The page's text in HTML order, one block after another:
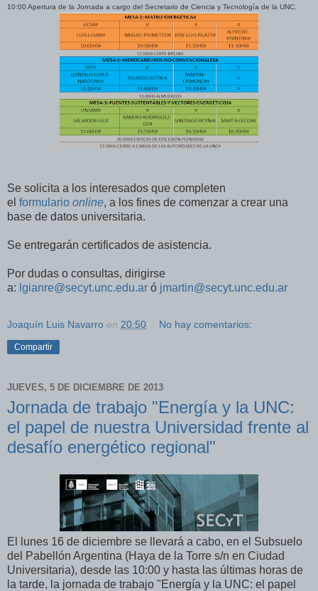
10:00 Apertura de la Jornada a cargo del Secretario de Ciencia y Tecnología de la UNC.
Se solicita a los interesados que completen
el formulario online, a los fines de comenzar a crear una
base de datos universitaria.
Se entregarán certificados de asistencia.
Por dudas o consultas, dirigirse
a: lgianre@secyt.unc.edu.ar ó jmartin@secyt.unc.edu.ar
Joaquín Luis Navarro en 20:50 No hay comentarios:
Compartir
JUEVES, 5 DE DICIEMBRE DE 2013
Jornada de trabajo "Energía y la UNC:
el papel de nuestra Universidad frente al
desafío energético regional"
El lunes 16 de diciembre se llevará a cabo, en el Subsuelo
del Pabellón Argentina (Haya de la Torre s/n en Ciudad
Universitaria), desde las 10:00 y hasta las últimas horas de
la tarde, la jornada de trabajo "Energía y la UNC: el papel